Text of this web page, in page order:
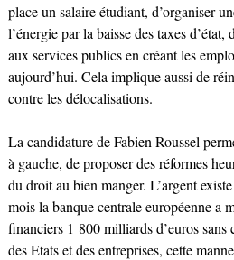
place un salaire étudiant, d’organiser
l’énergie par la baisse des taxes
aux services publics en créant les
aujourd’hui. Cela implique aussi de
contre les délocalisations.
La candidature de Fabien Roussel
à gauche, de proposer des réformes
du droit au bien manger. L’argent
mois la banque centrale européenne a
financiers 1 800 milliards d’euros
des Etats et des entreprises, cette